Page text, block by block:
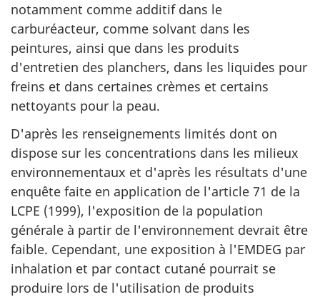
notamment comme additif dans le
carburéacteur, comme solvant dans les
peintures, ainsi que dans les produits
d'entretien des planchers, dans les liquides pour
freins et dans certaines crèmes et certains
nettoyants pour la peau.
D'après les renseignements limités dont on
dispose sur les concentrations dans les milieux
environnementaux et d'après les résultats d'une
enquête faite en application de l'article 71 de la
LCPE (1999), l'exposition de la population
générale à partir de l'environnement devrait être
faible. Cependant, une exposition à l'EMDEG par
inhalation et par contact cutané pourrait se
produire lors de l'utilisation de produits